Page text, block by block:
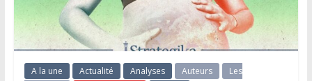
A la une Actualité Analyses Auteurs
Les